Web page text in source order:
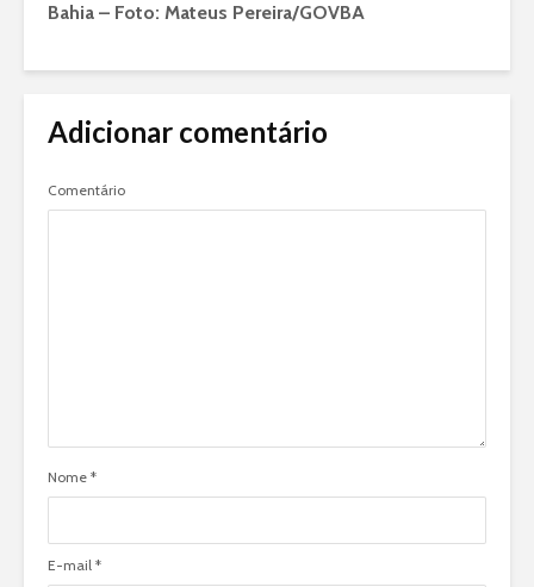
Bahia – Foto: Mateus Pereira/GOVBA
Adicionar comentário
Comentário
Nome *
E-mail *